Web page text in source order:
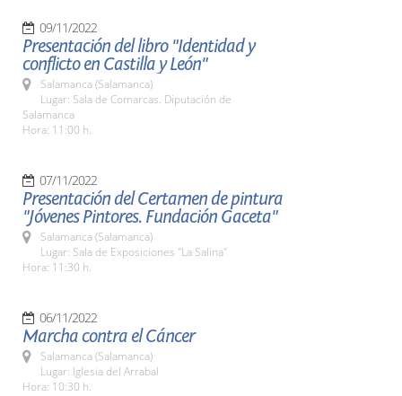
09/11/2022
Presentación del libro "Identidad y
conflicto en Castilla y León"
Salamanca (Salamanca)
Lugar: Sala de Comarcas. Diputación de
Salamanca
Hora: 11:00 h.
07/11/2022
Presentación del Certamen de pintura
"Jóvenes Pintores. Fundación Gaceta"
Salamanca (Salamanca)
Lugar: Sala de Exposiciones "La Salina"
Hora: 11:30 h.
06/11/2022
Marcha contra el Cáncer
Salamanca (Salamanca)
Lugar: Iglesia del Arrabal
Hora: 10:30 h.